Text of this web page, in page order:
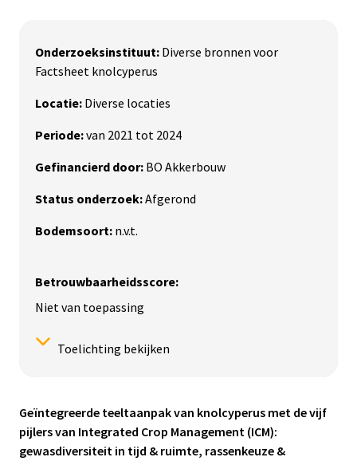
Onderzoeksinstituut: Diverse bronnen voor
Factsheet knolcyperus
Locatie: Diverse locaties
Periode:van 2021 tot 2024
Gefinancierd door: BO Akkerbouw
Status onderzoek:Afgerond
Bodemsoort: n.v.t.
Betrouwbaarheidsscore:
Niet van toepassing
Toelichting bekijken
Statistische onderbouwing:
Geen statistische onderbouwing omdat het gaat om
literatuuronderzoek.
Geïntegreerde teeltaanpak van knolcyperus met de vijf
pijlers van Integrated Crop Management (ICM):
gewasdiversiteit in tijd & ruimte, rassenkeuze &